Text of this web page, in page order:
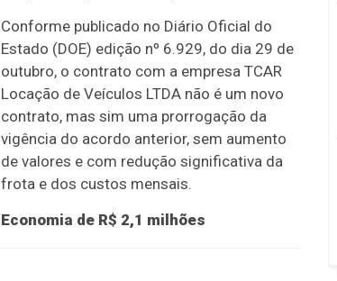
Conforme publicado no Diário Oficial do
Estado (DOE) edição nº 6.929, do dia 29 de
outubro, o contrato com a empresa TCAR
Locação de Veículos LTDA não é um novo
contrato, mas sim uma prorrogação da
vigência do acordo anterior, sem aumento
de valores e com redução significativa da
frota e dos custos mensais.
Economia de R$ 2,1 milhões